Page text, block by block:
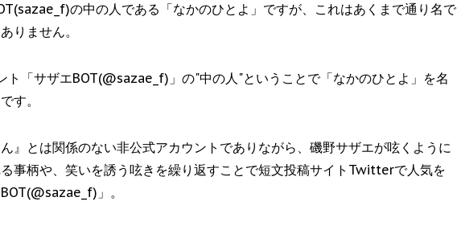
の中の人である「なかのひとよ」ですが、これはあくまで通り名で
りません。
「サザエBOT(@sazae_f)」の"中の人"ということで「なかのひとよ」を名
す。
』とは関係のない非公式アカウントでありながら、磯野サザエが呟くように
事柄や、笑いを誘う呟きを繰り返すことで短文投稿サイトTwitterで人気を
」。